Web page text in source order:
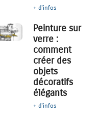
+ d'infos
Peinture sur
verre :
comment
créer des
objets
décoratifs
élégants
+ d'infos